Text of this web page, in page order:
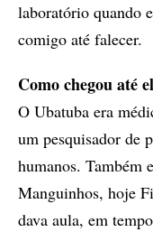
laboratório quando
comigo até falecer.
Comochegou até
O Ubatuba era
um pesquisador de
humanos. Também
Manguinhos, hoje
dava aula, em